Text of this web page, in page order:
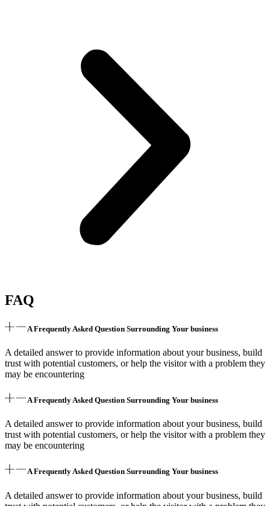
FAQ
A Frequently Asked Question Surrounding Your business
A detailed answer to provide information about your business, build
trust with potential customers, or help the visitor with a problem they
may be encountering
A Frequently Asked Question Surrounding Your business
A detailed answer to provide information about your business, build
trust with potential customers, or help the visitor with a problem they
may be encountering
A Frequently Asked Question Surrounding Your business
A detailed answer to provide information about your business, build